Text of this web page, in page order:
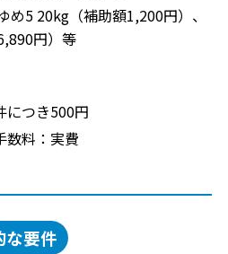
め5 20kg（補助額1,200円）、
円）等
につき500円
数料：実費
な要件